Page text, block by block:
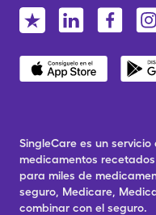
SingleCare es un
medicamentos
para miles de
seguro, Medicare,
combinar con el seguro.